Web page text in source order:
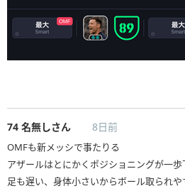
74 名無しさん 8日前
OMFも新メッシで事たりる
アザールはとにかくポジショニングが一歩
足も遅い、身体小さいからボール取られや